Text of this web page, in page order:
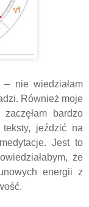
nie wiedziałam
Również moje
bardzo
teksty, jeździć na
Jest to
że
energii z